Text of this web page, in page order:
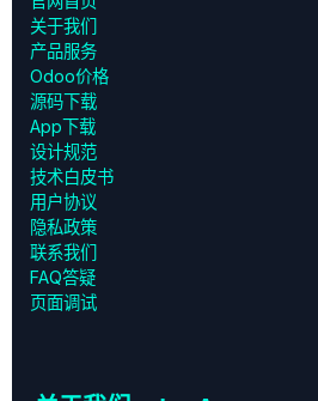
关于我们
产品服务
Odoo价格
源码下载
App下载
设计规范
技术白皮书
用户协议
‎隐私政策‎
联系我们
FAQ答疑
页面调试